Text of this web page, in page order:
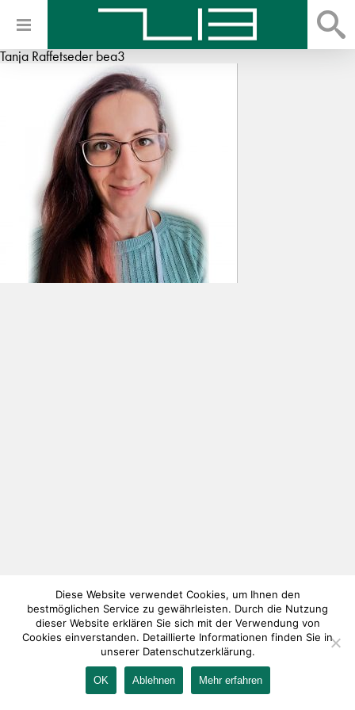
Tanja Raffetseder bea3
IMPRESSUM KONTAKT AGB DATENSCHUTZ
Diese Website verwendet Cookies, um Ihnen den
bestmöglichen Service zu gewährleisten. Durch die Nutzung
dieser Website erklären Sie sich mit der Verwendung von
Cookies einverstanden. Detaillierte Informationen finden Sie in
unserer Datenschutzerklärung.
OK Ablehnen Mehr erfahren